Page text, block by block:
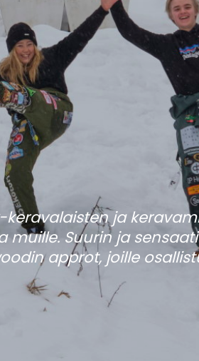
ja
muille. Suurin ja
approt, joille